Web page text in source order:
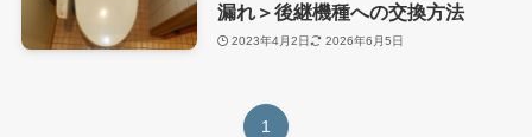
漏れ＞後継機種への交換方法
2023年4月2日 2026年6月5日
1